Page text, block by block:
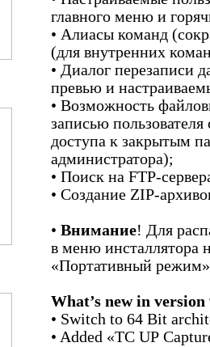
главного меню и
• Алиасы команд
(для внутренних
• Диалог перезаписи
превью и
• Возможность
записью
доступа к закрытым
администратора);
• Поиск на FTP-
• Создание ZIP-
• Внимание! Для
в меню инсталлятора
«Портативный режим»
What’s new in version
• Switch to 64 Bit
• Added «TC UP